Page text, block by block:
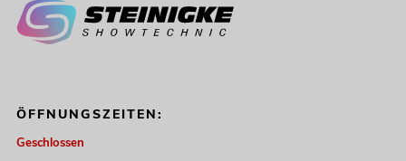
ÖFFNUNGSZEITEN:
Geschlossen